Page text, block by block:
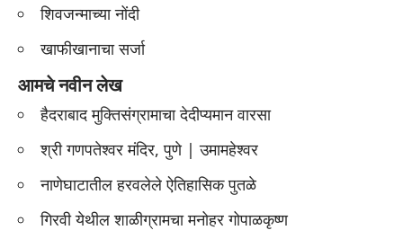
शिवजन्माच्या नोंदी
खाफीखानाचा सर्जा
आमचे नवीन लेख
हैदराबाद मुक्तिसंग्रामाचा देदीप्यमान वारसा
श्री गणपतेश्वर मंदिर, पुणे | उमामहेश्वर
नाणेघाटातील हरवलेले ऐतिहासिक पुतळे
गिरवी येथील शाळीग्रामचा मनोहर गोपाळकृष्ण